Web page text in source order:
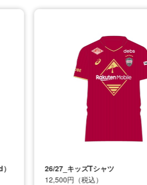
プレイヤータオルマ
2,800円（税込）